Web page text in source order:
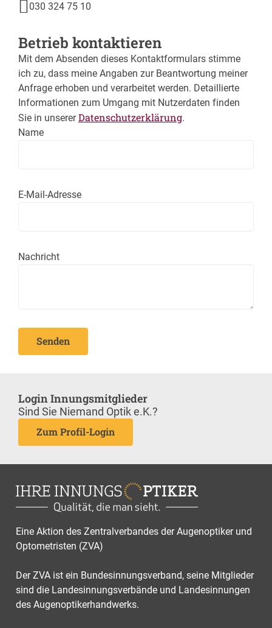
030 324 75 10
Betrieb kontaktieren
Mit dem Absenden dieses Kontaktformulars stimme
ich zu, dass meine Angaben zur Beantwortung meiner
Anfrage erhoben und verarbeitet werden. Detaillierte
Informationen zum Umgang mit Nutzerdaten finden
Sie in unsererDatenschutzerklärung.
Name
E-Mail-Adresse
Nachricht
Senden
Login Innungsmitglieder
Sind Sie Niemand Optik e.K.?
Zum Profil-Login
Eine Aktion des Zentralverbandes der Augenoptiker und
Optometristen (ZVA)
Der ZVA ist ein Bundesinnungsverband, seine Mitglieder
sind die Landesinnungsverbände und Landesinnungen
des Augenoptikerhandwerks.